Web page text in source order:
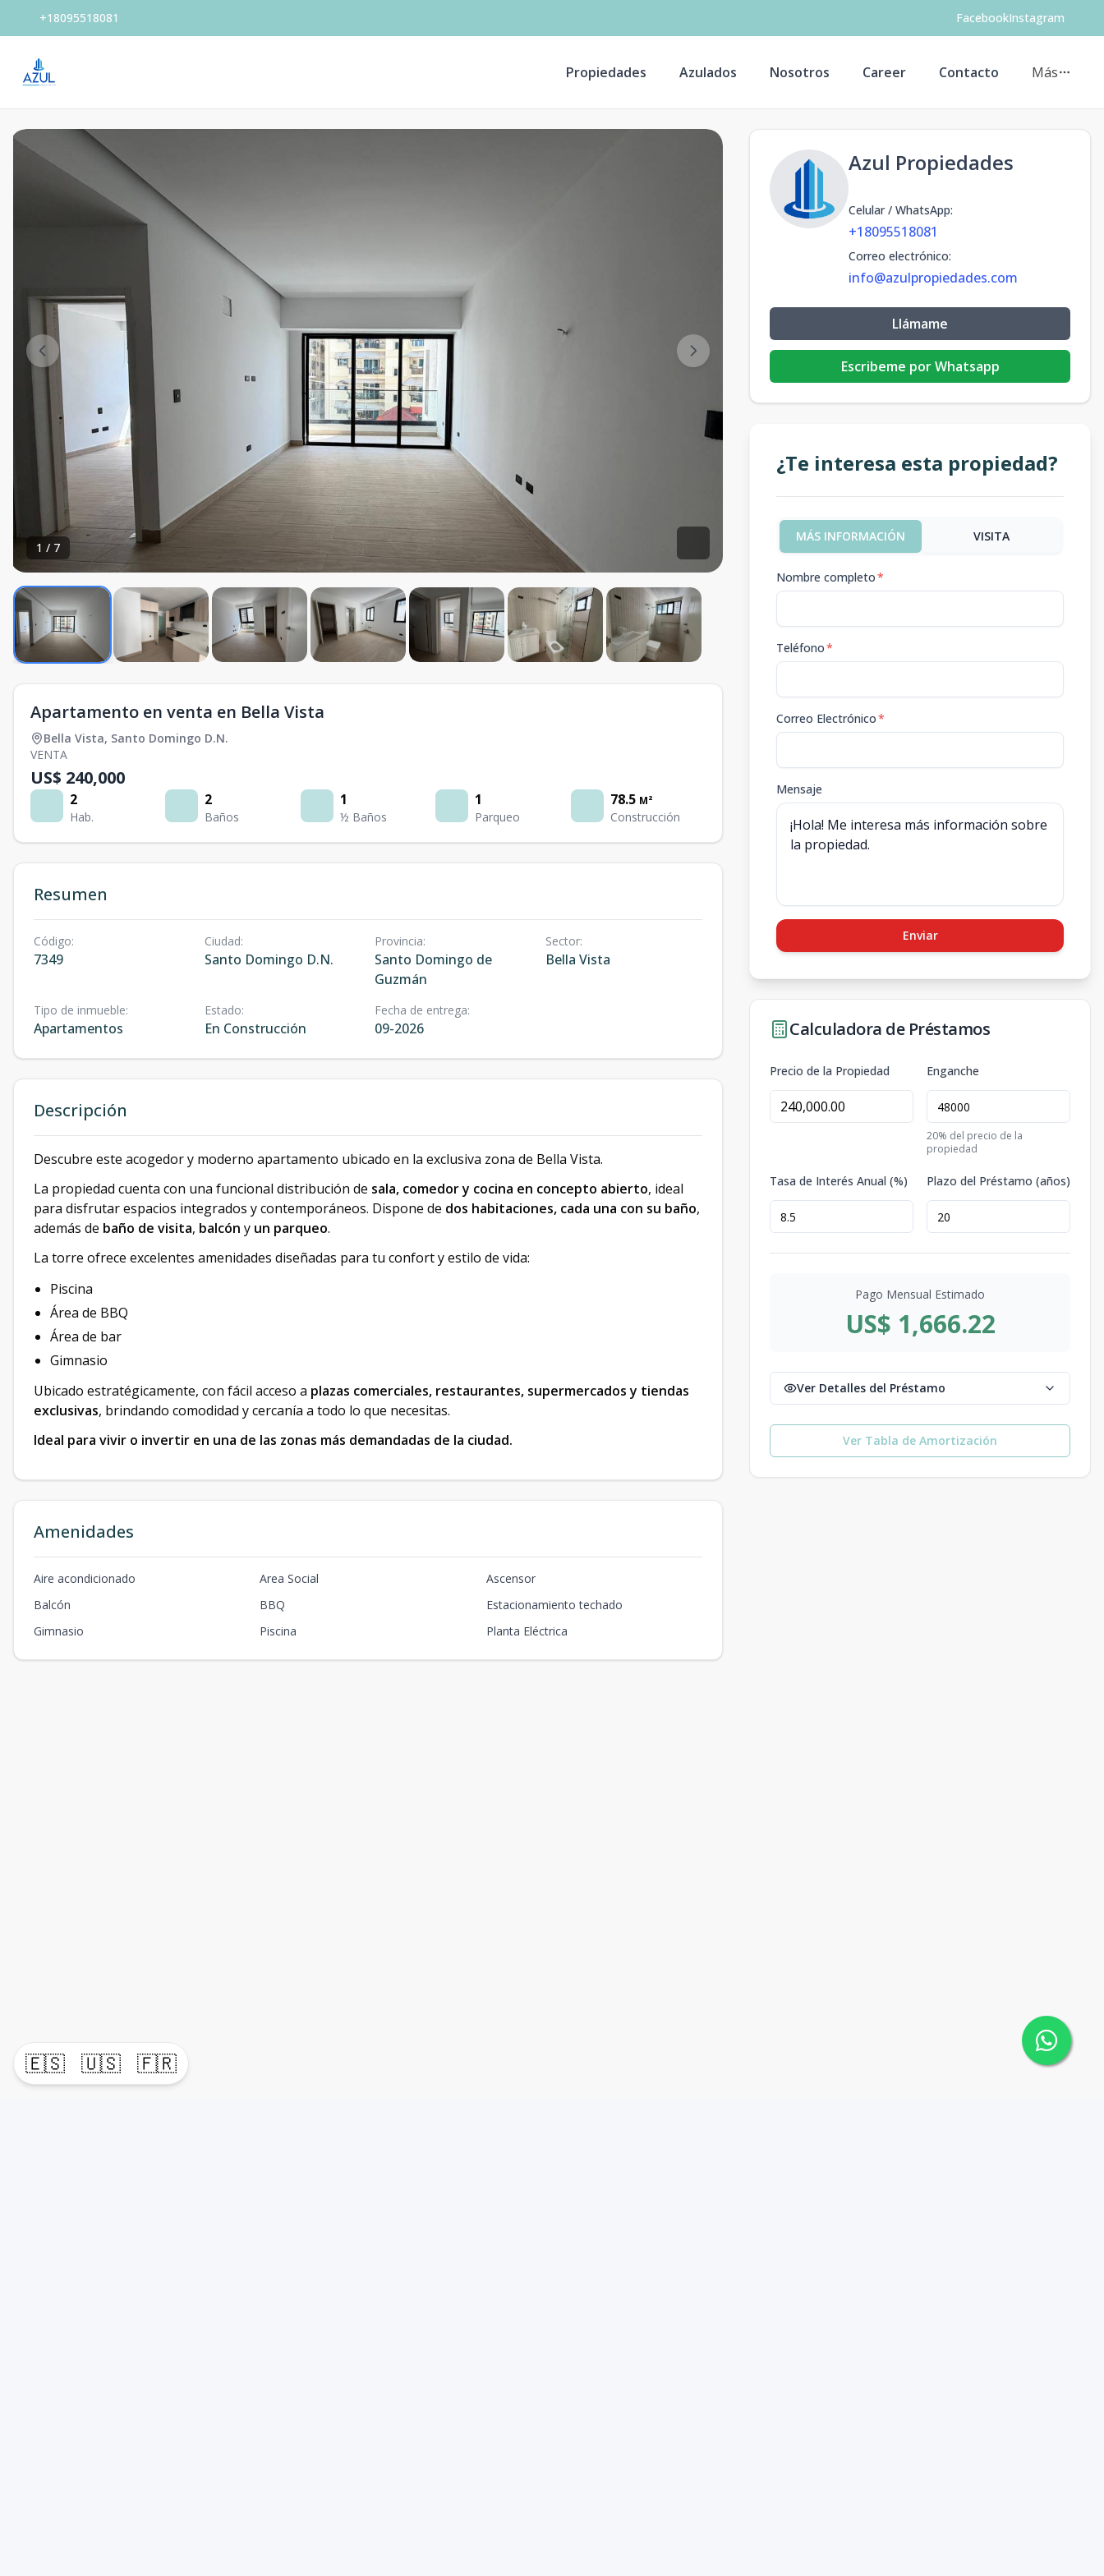
🇪🇸 🇺🇸 🇫🇷
+18095518081 FacebookInstagram
Propiedades Azulados Nosotros Career Contacto Más
1 / 7
Apartamento en venta en Bella Vista
Bella Vista, Santo Domingo D.N.
VENTA
US$ 240,000
2
Hab.
2
Baños
1
½ Baños
1
Parqueo
78.5 M²
Construcción
Resumen
Código:
7349
Ciudad:
Santo Domingo D.N.
Provincia:
Santo Domingo de
Guzmán
Sector:
Bella Vista
Tipo de inmueble:
Apartamentos
Estado:
En Construcción
Fecha de entrega:
09-2026
Descripción
Descubre este acogedor y moderno apartamento ubicado en la exclusiva zona de Bella Vista.
La propiedad cuenta con una funcional distribución de sala, comedor y cocina en concepto abierto, ideal
para disfrutar espacios integrados y contemporáneos. Dispone de dos habitaciones, cada una con su baño,
además de baño de visita, balcón y un parqueo.
La torre ofrece excelentes amenidades diseñadas para tu confort y estilo de vida:
Piscina
Área de BBQ
Área de bar
Gimnasio
Ubicado estratégicamente, con fácil acceso a plazas comerciales, restaurantes, supermercados y tiendas
exclusivas, brindando comodidad y cercanía a todo lo que necesitas.
Ideal para vivir o invertir en una de las zonas más demandadas de la ciudad.
Amenidades
Aire acondicionado Area Social
Ascensor
Balcón
BBQ
Estacionamiento techado
Gimnasio
Piscina Planta Eléctrica
Azul Propiedades
Celular / WhatsApp:
+18095518081
Correo electrónico:
info@azulpropiedades.com
Llámame
Escribeme por Whatsapp
¿Te interesa esta propiedad?
MÁS INFORMACIÓN VISITA
Nombre completo*
Teléfono*
Correo Electrónico*
Mensaje
Enviar
Calculadora de Préstamos
Precio de la Propiedad Enganche
20% del precio de la
propiedad
Tasa de Interés Anual (%) Plazo del Préstamo (años)
Pago Mensual Estimado
US$ 1,666.22
Ver Detalles del Préstamo
Ver Tabla de Amortización